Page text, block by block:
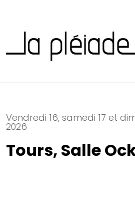
Vendredi 16, samedi 17 et
2026
Tours, Salle